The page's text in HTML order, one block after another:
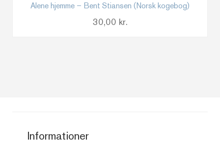
Alene hjemme – Bent Stiansen (Norsk kogebog)
30,00 kr.
Informationer